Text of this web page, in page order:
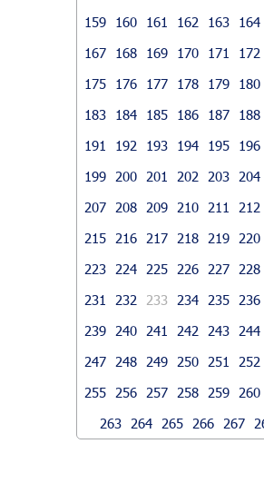
159
160 161 162 163 164
167
168 169 170 171 172
175
176 177 178 179 180
183
184 185 186 187 188
191
192 193 194 195 196
199
200 201 202 203 204
207
208 209 210 211 212
215
216 217 218 219 220
223
224 225 226 227 228
231
232 233 234 235 236
239
240 241 242 243 244
247
248 249 250 251 252
255
256 257 258 259 260
263
264 265 266 267